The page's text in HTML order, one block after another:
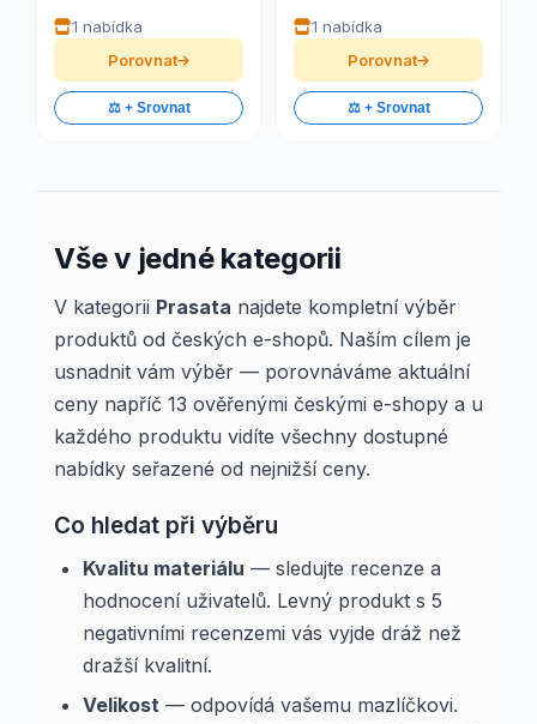
1 nabídka
Porovnat
⚖️ + Srovnat
1 nabídka
Porovnat
⚖️ + Srovnat
Vše v jedné kategorii
V kategorii Prasata najdete kompletní výběr
produktů od českých e-shopů. Naším cílem je
usnadnit vám výběr — porovnáváme aktuální
ceny napříč 13 ověřenými českými e-shopy a u
každého produktu vidíte všechny dostupné
nabídky seřazené od nejnižší ceny.
Co hledat při výběru
Kvalitu materiálu — sledujte recenze a
hodnocení uživatelů. Levný produkt s 5
negativními recenzemi vás vyjde dráž než
dražší kvalitní.
Velikost — odpovídá vašemu mazlíčkovi.